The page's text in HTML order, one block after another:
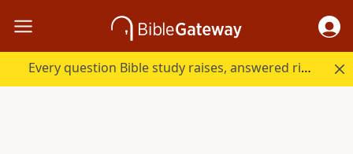
Every question Bible study raises, answered right here.